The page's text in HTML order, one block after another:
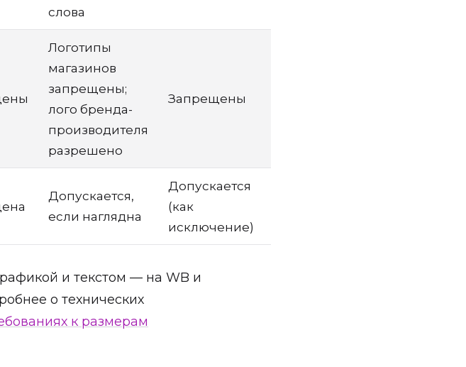
слова
Логотипы
магазинов
запрещены;
лого бренда-
производителя
разрешено
Запрещены
Допускается,
если наглядна
Допускается
(как
исключение)
и текстом — на WB и
о технических
к размерам